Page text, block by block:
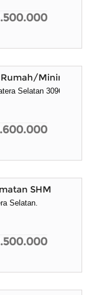
Minimarket
Selatan 30961
SHM
Selatan.